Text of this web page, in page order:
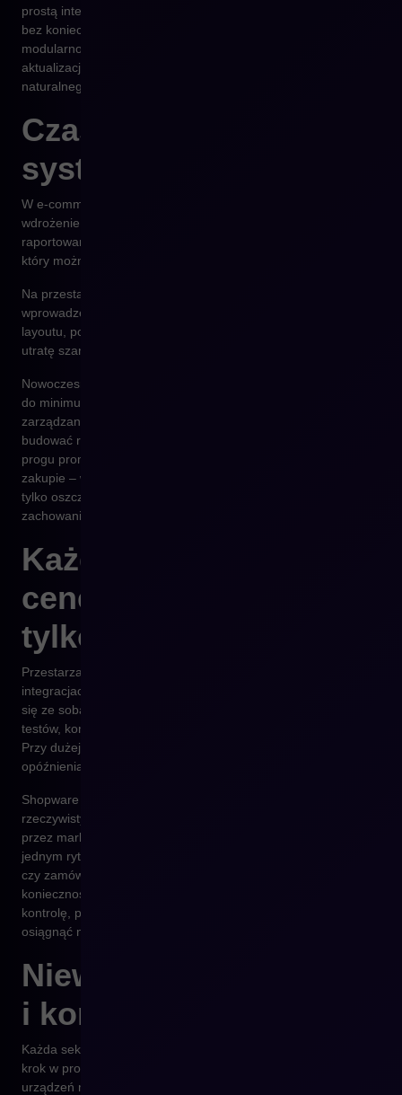
prostą integrację z innymi systemami (ERP, PIM, CRM, WMS)
bez konieczności tworzenia wszystkiego indywidualnie. Dzięki
modularności każda funkcja może być rozwijana niezależnie, a
aktualizacje przestają być ryzykiem – stają się częścią
naturalnego cyklu rozwoju.
Czas to koszt – a stary
system go marnuje
W e-commerce szybkość ma wymiar finansowy. Dłuższe
wdrożenie promocji, błędy przy aktualizacji oferty, ręczne
raportowanie – każdy z tych procesów odbiera zespołowi czas,
który można by przeznaczyć na działania sprzedażowe.
Na przestarzałych platformach nawet proste zmiany, jak
wprowadzenie nowego kanału sprzedaży czy dostosowanie
layoutu, potrafią trwać tygodniami. To z kolei oznacza realną
utratę szans sprzedażowych.
Nowoczesne systemy, takie jak Shopware, skracają ten czas
do minimum dzięki automatyzacji i elastycznym narzędziom
zarządzania. Moduły Rule Builder i Flow Builder pozwalają
budować reguły i procesy bez udziału programisty. Zmiana
progu promocji, dostosowanie komunikatu, wysyłka maila po
zakupie – wszystko można skonfigurować samodzielnie. To nie
tylko oszczędność, ale też przyspieszenie reakcji na
zachowania klientów, które wprost wpływa na konwersję.
Każda integracja ma
cenę – i nie chodzi
tylko o licencję
Przestarzałe systemy często opierają się na prowizorycznych
integracjach – zewnętrznych wtyczkach, które nie komunikują
się ze sobą w sposób spójny. Każde rozszerzenie wymaga
testów, konfiguracji i często manualnego przenoszenia danych.
Przy dużej liczbie zamówień oznacza to wzrost błędów,
opóźnienia i większe koszty obsługi.
Shopware umożliwia pełną synchronizację danych w czasie
rzeczywistym. Wszystkie kanały – od sklepu internetowego,
przez marketplace’y, po systemy ERP i CRM – działają w
jednym rytmie. Dane o produktach, stanach magazynowych
czy zamówieniach przepływają automatycznie, bez
konieczności ręcznej interwencji. W efekcie firma zyskuje
kontrolę, przejrzystość i oszczędność, której nie da się
osiągnąć na platformie zaprojektowanej dekadę temu.
Niewidoczne koszty UX
i konwersji
Każda sekunda opóźnienia ładowania strony, każdy dodatkowy
krok w procesie zakupowym, każdy brak dopasowania do
urządzeń mobilnych – to realna strata finansowa. Stare